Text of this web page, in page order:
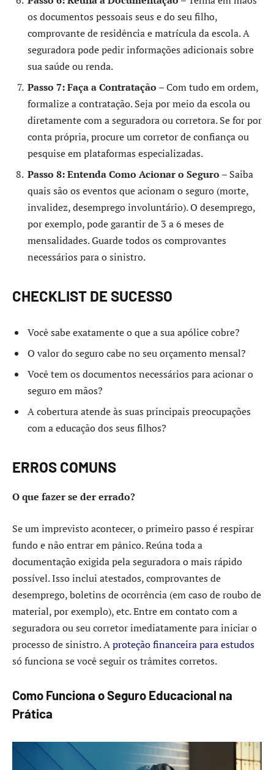
os documentos pessoais seus e do seu filho,
comprovante de residência e matrícula da escola. A
seguradora pode pedir informações adicionais sobre
sua saúde ou renda.
Passo 7: Faça a Contratação – Com tudo em ordem,
formalize a contratação. Seja por meio da escola ou
diretamente com a seguradora ou corretora. Se for por
conta própria, procure um corretor de confiança ou
pesquise em plataformas especializadas.
Passo 8: Entenda Como Acionar o Seguro – Saiba
quais são os eventos que acionam o seguro (morte,
invalidez, desemprego involuntário). O desemprego,
por exemplo, pode garantir de 3 a 6 meses de
mensalidades. Guarde todos os comprovantes
necessários para o sinistro.
CHECKLIST DE SUCESSO
Você sabe exatamente o que a sua apólice cobre?
O valor do seguro cabe no seu orçamento mensal?
Você tem os documentos necessários para acionar o
seguro em mãos?
A cobertura atende às suas principais preocupações
com a educação dos seus filhos?
ERROS COMUNS
O que fazer se der errado?
Se um imprevisto acontecer, o primeiro passo é respirar
fundo e não entrar em pânico. Reúna toda a
documentação exigida pela seguradora o mais rápido
possível. Isso inclui atestados, comprovantes de
desemprego, boletins de ocorrência (em caso de roubo de
material, por exemplo), etc. Entre em contato com a
seguradora ou seu corretor imediatamente para iniciar o
processo de sinistro. Aproteção financeira para estudos
só funciona se você seguir os trâmites corretos.
Como Funciona o Seguro Educacional na
Prática